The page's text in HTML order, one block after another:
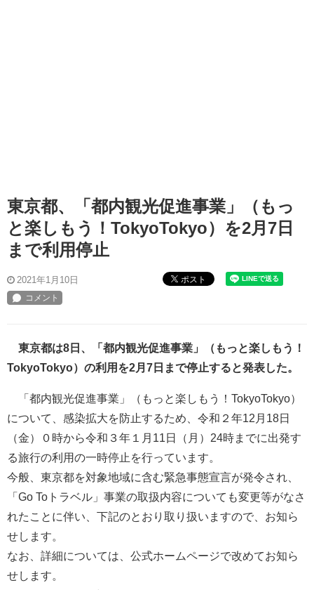
東京都、「都内観光促進事業」（もっ
と楽しもう！TokyoTokyo）を2月7日
まで利用停止
2021年1月10日 ポスト
東京都は8日、「都内観光促進事業」（もっと楽しもう！
TokyoTokyo）の利用を2月7日まで停止すると発表した。
「都内観光促進事業」（もっと楽しもう！TokyoTokyo）
について、感染拡大を防止するため、令和２年12月18日
（金）０時から令和３年１月11日（月）24時までに出発す
る旅行の利用の一時停止を行っています。
今般、東京都を対象地域に含む緊急事態宣言が発令され、
「Go Toトラベル」事業の取扱内容についても変更等がなさ
れたことに伴い、下記のとおり取り扱いますので、お知ら
せします。
なお、詳細については、公式ホームページで改めてお知ら
せします。